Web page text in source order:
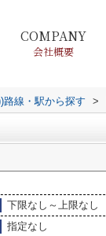
COMPANY
会社概要
路線・駅から探す >
下限なし～上限なし
指定なし